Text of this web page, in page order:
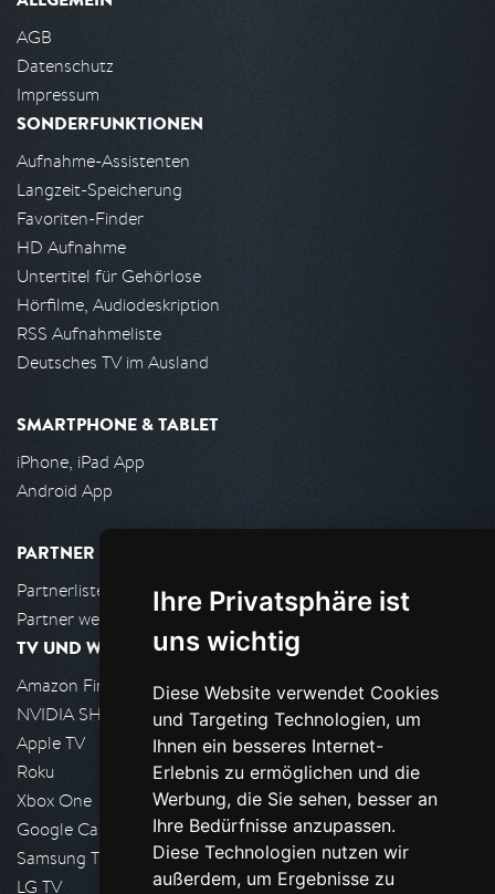
Ihre Privatsphäre ist
uns wichtig
Diese Website verwendet Cookies
und Targeting Technologien, um
Ihnen ein besseres Internet-
Erlebnis zu ermöglichen und die
Werbung, die Sie sehen, besser an
Ihre Bedürfnisse anzupassen.
Diese Technologien nutzen wir
außerdem, um Ergebnisse zu
AGB
Datenschutz
Impressum
SONDERFUNKTIONEN
Aufnahme-Assistenten
Langzeit-Speicherung
Favoriten-Finder
HD Aufnahme
Untertitel für Gehörlose
Hörfilme, Audiodeskription
RSS Aufnahmeliste
Deutsches TV im Ausland
SMARTPHONE & TABLET
iPhone, iPad App
Android App
PARTNER
Partnerliste
Partner werden
TV UND WOHNZIMMER
Amazon FireTV
NVIDIA SHIELD, Google TV
Apple TV
Roku
Xbox One
Google Cast
Samsung TV
LG TV